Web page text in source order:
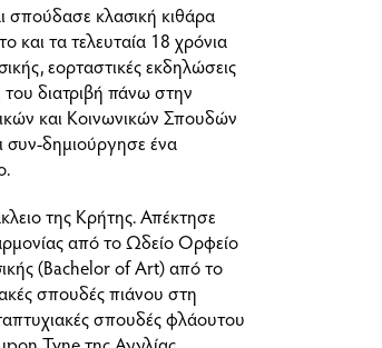
σπούδασε κλασική κιθάρα
και τα τελευταία 18 χρόνια
εορταστικές εκδηλώσεις
του διατριβή πάνω στην
και Κοινωνικών Σπουδών
συν-δημιούργησε ένα
της Κρήτης. Απέκτησε
από το Ωδείο Ορφείο
(Bachelor of Art) από το
σπουδές πιάνου στη
σπουδές φλάουτου